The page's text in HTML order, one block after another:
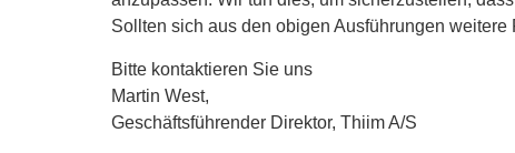
Sollten sich aus den obigen Ausführungen
Bitte kontaktieren Sie uns
Martin West,
Geschäftsführender Direktor, Thiim A/S